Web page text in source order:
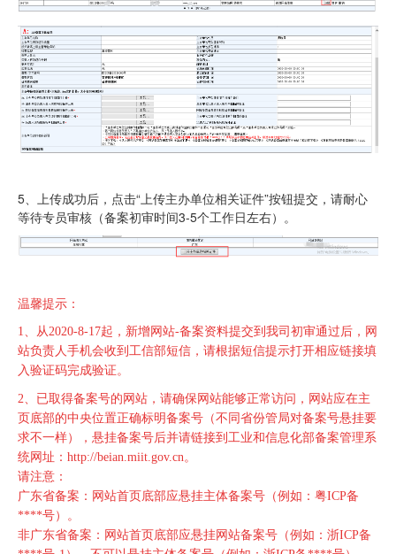
5、上传成功后，点击“上传主办单位相关证件”按钮提交，请耐心
等待专员审核（备案初审时间3-5个工作日左右）。
温馨提示：
1、从2020-8-17起，新增网站-备案资料提交到我司初审通过后，网
站负责人手机会收到工信部短信，请根据短信提示打开相应链接填
入验证码完成验证。
2、 已取得备案号的网站，请确保网站能够正常访问，网站应在主
页底部的中央位置正确标明备案号（不同省份管局对备案号悬挂要
求不一样），悬挂备案号后并请链接到工业和信息化部备案管理系
统网址：http://beian.miit.gov.cn。
请注意：
广东省备案：网站首页底部应悬挂主体备案号（例如：粤ICP备
****号）。
非广东省备案：网站首页底部应悬挂网站备案号（例如：浙ICP备